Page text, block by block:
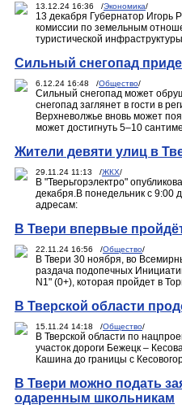
13.12.24 16:36 /Экономика/
13 декабря Губернатор Игорь
комиссии по земельным
туристической
Сильный снегопад
6.12.24 16:48 /Общество/
Сильный снегопад может
снегопад заглянет в гости в
Верхневолжье вновь может
может достигнуть 5–10
Жители девяти улиц в
29.11.24 11:13 /ЖКХ/
В "Тверьгорэлектро"
декабря.В понедельник с 9:00
адресам:
В Твери впервые
22.11.24 16:56 /Общество/
В Твери 30 ноября, во
раздача подопечных
N1" (0+), которая пройдет в
В Тверской области
15.11.24 14:18 /Общество/
В Тверской области по
участок дороги Бежецк –
Кашина до границы с
В Твери можно подать
одаренным школьникам